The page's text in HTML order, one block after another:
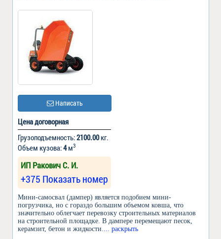
Написать
Цена договорная
Грузоподъемность:2100.00кг.
Объем кузова:4м3
ИП Ракович С. И.
+375 Показать номер
Мини-самосвал (дампер) является подобием мини-
погрузчика, но с гораздо большим объемом ковша, что
значительно облегчает перевозку строительных материалов
на строительной площадке. В дампере перемещают песок,
керамзит, бетон и жидкости.
... раскрыть